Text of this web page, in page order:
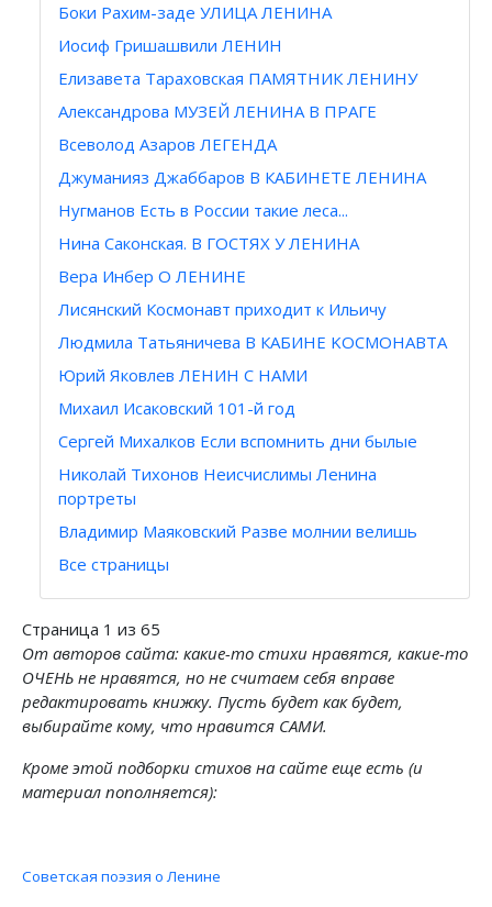
Боки Рахим-заде УЛИЦА ЛЕНИНА
Иосиф Гришашвили ЛЕНИН
Елизавета Тараховская ПАМЯТНИК ЛЕНИНУ
Александрова МУЗЕЙ ЛЕНИНА В ПРАГЕ
Всеволод Азаров ЛЕГЕНДА
Джуманияз Джаббаров В КАБИНЕТЕ ЛЕНИНА
Нугманов Есть в России такие леса...
Hина Саконская. В ГОСТЯХ У ЛЕНИНА
Вера Инбер О ЛЕНИНЕ
Лисянский Космонавт приходит к Ильичу
Людмила Татьяничева В КАБИНЕ KOCMOHAВТA
Юрий Яковлев ЛЕНИН С НАМИ
Михаил Исаковский 101-й год
Сергей Михалков Если вспомнить дни былые
Николай Тихонов Неисчислимы Ленина
портреты
Владимир Маяковский Разве молнии велишь
Все страницы
Страница 1 из 65
От авторов сайта: какие-то стихи нравятся, какие-то
ОЧЕНЬ не нравятся, но не считаем себя вправе
редактировать книжку. Пусть будет как будет,
выбирайте кому, что нравится САМИ.
Кроме этой подборки стихов на сайте еще есть (и
материал пополняется):
Советская поэзия о Ленине